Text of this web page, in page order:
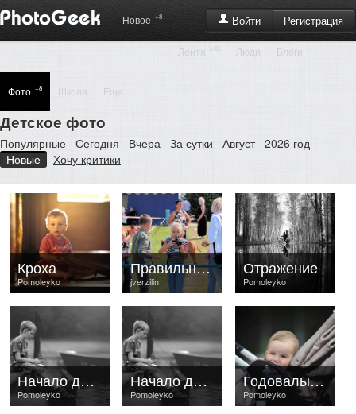
Войти Регистрация
Новое +8
Лента +43 Люди Блоги
Фото +8 Школа Еще ...
Детское фото
Популярные Сегодня Вчера За сутки Август 2026 год
Новые
Хочу критики
Pomoleyko
Кроха
jverzilin
Правильный ракурс
Pomoleyko
Отражение
Pomoleyko
Начало дождя
Pomoleyko
Начало дождя
Pomoleyko
Годовалый малыш